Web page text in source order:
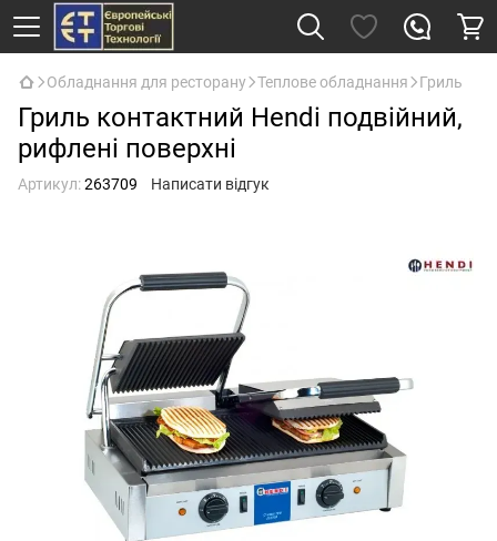
Обладнання для ресторану Теплове обладнання Гриль
Гриль контактний Hendi подвійний,
рифлені поверхні
Артикул:263709 Написати відгук